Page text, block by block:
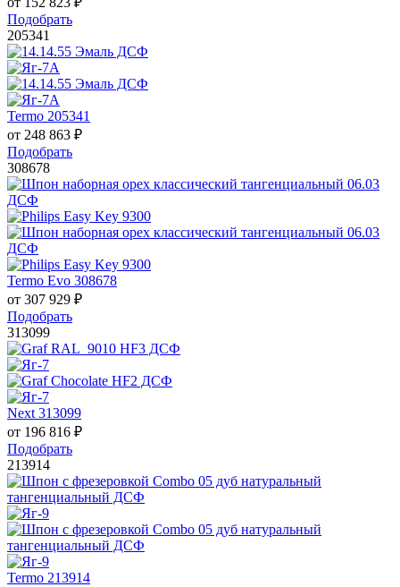
Подобрать
205341
Termo 205341
от 248 863 ₽
Подобрать
308678
Termo Evo 308678
от 307 929 ₽
Подобрать
313099
Next 313099
от 196 816 ₽
Подобрать
213914
Termo 213914